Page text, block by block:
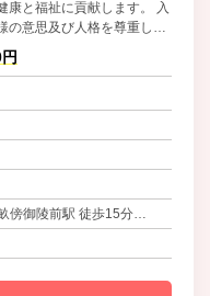
康と福祉に貢献します。 入
の意思及び人格を尊重し、
様の心身の特性を踏まえた
現しています。看護・医学
下における医療及びその他
能訓練と、家庭的な安全で
ら、自立生活実現を支援
における生活への早期復帰
ます。
傍御陵前駅 徒歩15分
近鉄橿原神宮前駅から送